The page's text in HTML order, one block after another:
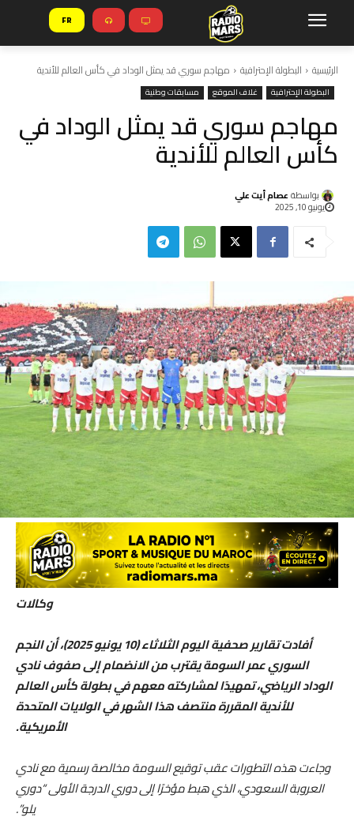
FR
الرئيسية البطولة الإحترافية مهاجم سوري قد يمثل الوداد في كأس العالم للأندية
البطولة الإحترافية غلاف الموقع مسابقات وطنية
مهاجم سوري قد يمثل الوداد في
كأس العالم للأندية
بواسطة عصام أيت علي
يونيو 10, 2025
وكالات
أفادت تقارير صحفية اليوم الثلاثاء (10 يونيو 2025)، أن النجم
السوري عمر السومة يقترب من الانضمام إلى صفوف نادي
الوداد الرياضي، تمهيدًا لمشاركته معهم في بطولة كأس العالم
للأندية المقررة منتصف هذا الشهر في الولايات المتحدة
الأمريكية.
وجاءت هذه التطورات عقب توقيع السومة مخالصة رسمية مع نادي
العروبة السعودي، الذي هبط مؤخرًا إلى دوري الدرجة الأولى “دوري
يلو”.